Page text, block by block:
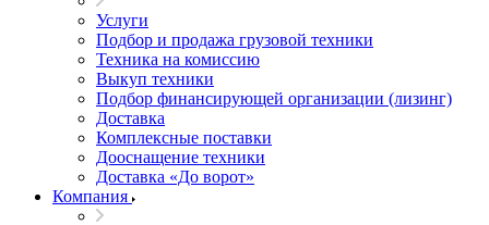
Услуги
Подбор и продажа грузовой техники
Техника на комиссию
Выкуп техники
Подбор финансирующей организации (лизинг)
Доставка
Комплексные поставки
Дооснащение техники
Доставка «До ворот»
Компания